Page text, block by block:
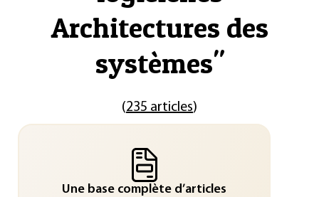
Architectures des
systèmes"
(235 articles)
Une base complète d’articles